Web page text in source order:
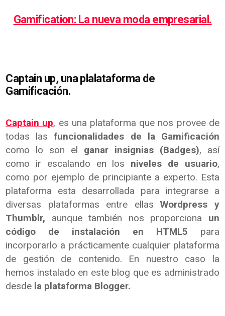
Gamification: La nueva moda empresarial.
Captain up, una plalataforma de
Gamificación.
Captain up, es una plataforma que nos provee de
todas lasfuncionalidades de la Gamificación
como lo son el ganar insignias (Badges), así
como ir escalando en los niveles de usuario,
como por ejemplo de principiante a experto. Esta
plataforma esta desarrollada para integrarse a
diversas plataformas entre ellasWordpress y
Thumblr, aunque también nos proporciona un
código de instalación en HTML5 para
incorporarlo a prácticamente cualquier plataforma
de gestión de contenido. En nuestro caso la
hemos instalado en este blog que es administrado
desde la plataforma Blogger.